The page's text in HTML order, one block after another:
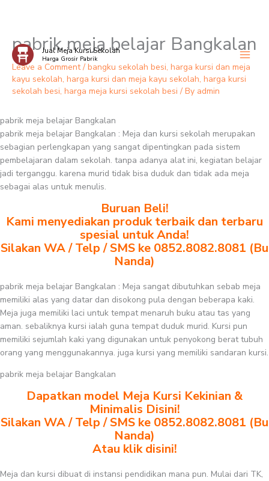
Skip
content
Jual Meja Kursi Sekolah
Harga Grosir Pabrik
pabrik meja belajar Bangkalan
Leave a Comment / bangku sekolah besi, harga kursi dan meja
kayu sekolah, harga kursi dan meja kayu sekolah, harga kursi
sekolah besi, harga meja kursi sekolah besi / By admin
pabrik meja belajar Bangkalan
pabrik meja belajar Bangkalan : Meja dan kursi sekolah merupakan
sebagian perlengkapan yang sangat dipentingkan pada sistem
pembelajaran dalam sekolah. tanpa adanya alat ini, kegiatan belajar
jadi terganggu. karena murid tidak bisa duduk dan tidak ada meja
sebagai alas untuk menulis.
Buruan Beli!
Kami menyediakan produk terbaik dan terbaru
spesial untuk Anda!
Silakan WA / Telp / SMS ke 0852.8082.8081 (Bu
Nanda)
pabrik meja belajar Bangkalan : Meja sangat dibutuhkan sebab meja
memiliki alas yang datar dan disokong pula dengan beberapa kaki.
Meja juga memiliki laci untuk tempat menaruh buku atau tas yang
aman. sebaliknya kursi ialah guna tempat duduk murid. Kursi pun
memiliki sejumlah kaki yang digunakan untuk penyokong berat tubuh
orang yang menggunakannya. juga kursi yang memiliki sandaran kursi.
pabrik meja belajar Bangkalan
Dapatkan model Meja Kursi Kekinian &
Minimalis Disini!
Silakan WA / Telp / SMS ke 0852.8082.8081 (Bu
Nanda)
Atau klik disini!
Meja dan kursi dibuat di instansi pendidikan mana pun. Mulai dari TK,